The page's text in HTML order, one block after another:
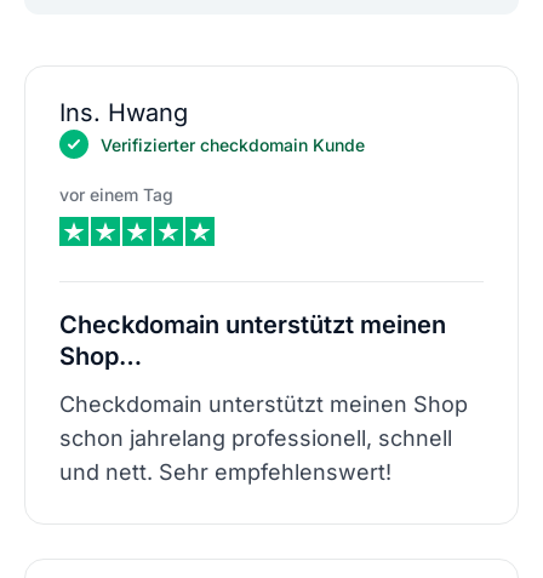
Ins. Hwang
Verifizierter checkdomain Kunde
vor einem Tag
Checkdomain unterstützt meinen
Shop…
Checkdomain unterstützt meinen Shop
schon jahrelang professionell, schnell
und nett. Sehr empfehlenswert!